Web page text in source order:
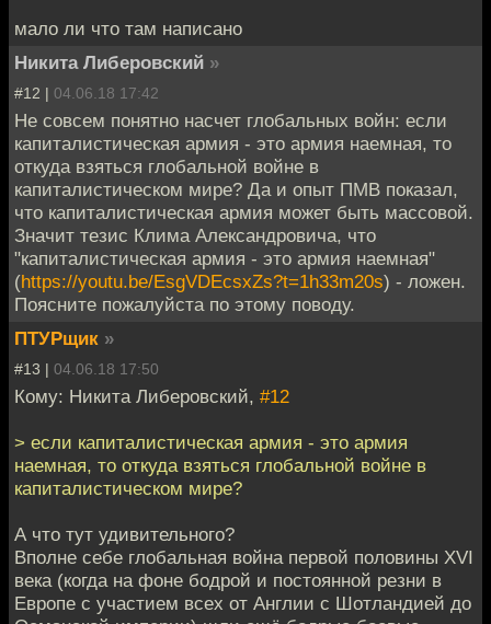
мало ли что там написано
Никита Либеровский »
#12 | 04.06.18 17:42
Не совсем понятно насчет глобальных войн: если
капиталистическая армия - это армия наемная, то
откуда взяться глобальной войне в
капиталистическом мире? Да и опыт ПМВ показал,
что капиталистическая армия может быть массовой.
Значит тезис Клима Александровича, что
"капиталистическая армия - это армия наемная"
(https://youtu.be/EsgVDEcsxZs?t=1h33m20s) - ложен.
Поясните пожалуйста по этому поводу.
ПТУРщик »
#13 | 04.06.18 17:50
Кому: Никита Либеровский, #12
> если капиталистическая армия - это армия
наемная, то откуда взяться глобальной войне в
капиталистическом мире?
А что тут удивительного?
Вполне себе глобальная война первой половины XVI
века (когда на фоне бодрой и постоянной резни в
Европе с участием всех от Англии с Шотландией до